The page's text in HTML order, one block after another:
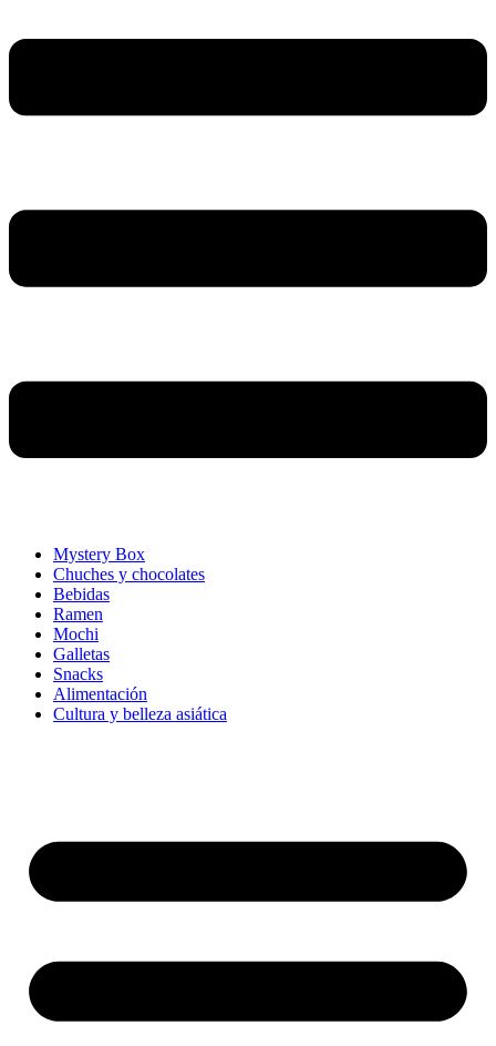
Mystery Box
Chuches y chocolates
Bebidas
Ramen
Mochi
Galletas
Snacks
Alimentación
Cultura y belleza asiática